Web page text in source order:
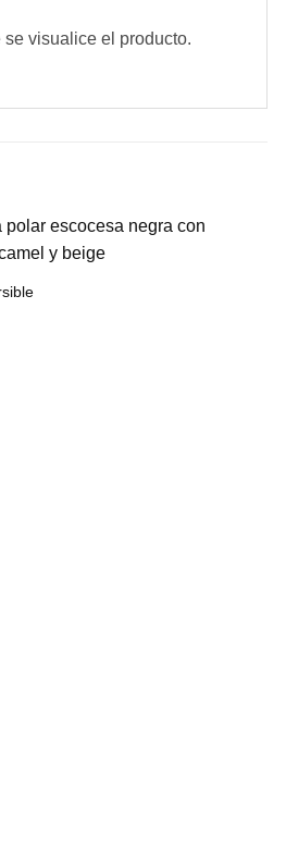
visualice el producto.